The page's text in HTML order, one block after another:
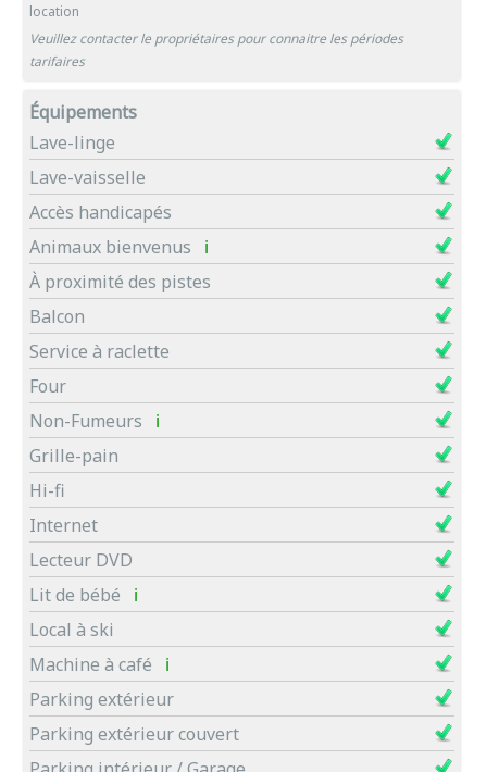
location
Veuillez contacter le propriétaires pour connaitre les périodes
tarifaires
Équipements
Lave-linge
Lave-vaisselle
Accès handicapés
Animaux bienvenus
ℹ
À proximité des pistes
Balcon
Service à raclette
Four
Non-Fumeurs
ℹ
Grille-pain
Hi-fi
Internet
Lecteur DVD
Lit de bébé
ℹ
Local à ski
Machine à café
ℹ
Parking extérieur
Parking extérieur couvert